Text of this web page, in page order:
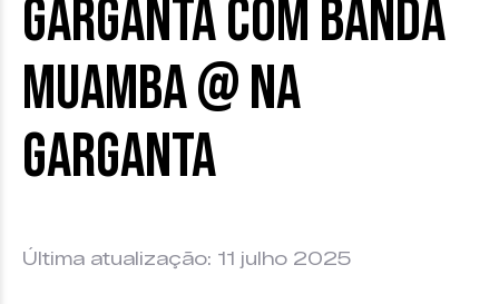
Garganta com Banda
Muamba @ Na
Garganta
Última atualização: 11 julho 2025